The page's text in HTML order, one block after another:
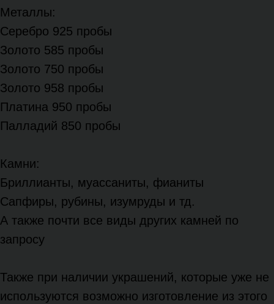
Металлы:
Серебро 925 пробы
Золото 585 пробы
Золото 750 пробы
Золото 958 пробы
Платина 950 пробы
Палладий 850 пробы
Камни:
Бриллианты, муассаниты, фианиты
Сапфиры, рубины, изумруды и тд.
А также почти все виды других камней по
запросу
Также при наличии украшений, которые уже не
используются возможно изготовление из этого